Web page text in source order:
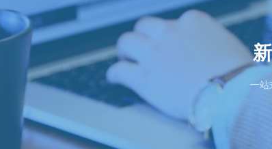
一站